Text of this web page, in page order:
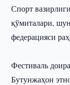
Спорт
қўмиталари,
федерацияси
Фестиваль
Бутунжаҳон